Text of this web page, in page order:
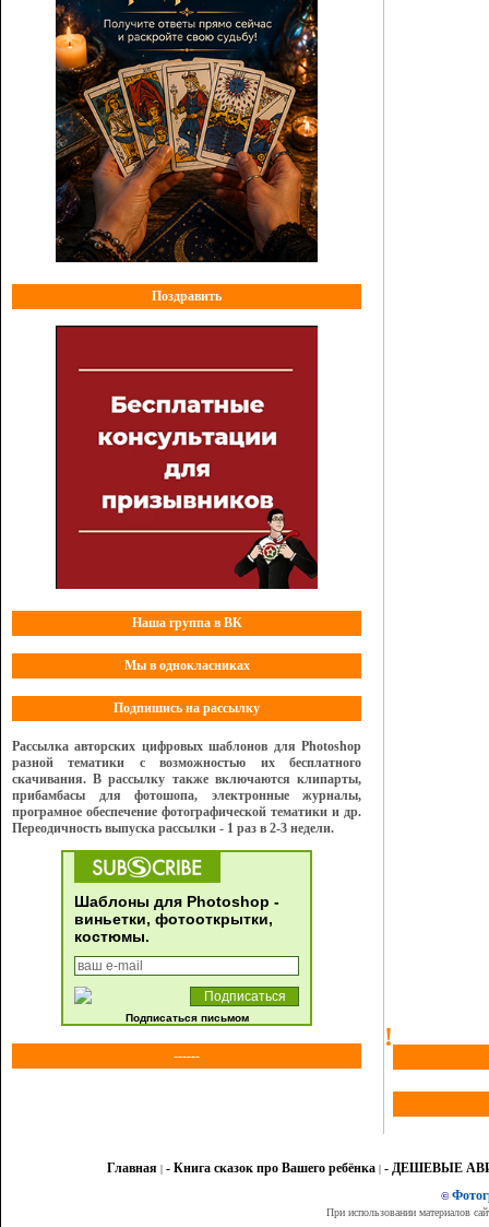
Поздравить
Наша группа в ВК
Мы в однокласниках
Подпишись на рассылку
Рассылка авторских цифровых шаблонов для Photoshop
разной тематики с возможностью их бесплатного
скачивания. В рассылку также включаются клипарты,
прибамбасы для фотошопа, электронные журналы,
програмное обеспечение фотографической тематики и др.
Переодичность выпуска рассылки - 1 раз в 2-3 недели.
Шаблоны для Photoshop -
виньетки, фотооткрытки,
костюмы.
Подписаться письмом
------
!
Главная | - Книга сказок про Вашего ребёнка | - ДЕШЕВЫЕ
©
При использовании материалов